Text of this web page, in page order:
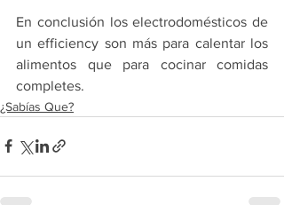
En conclusión los electrodomésticos de
un efficiency son más para calentar los
alimentos que para cocinar comidas
completes.
¿Sabías Que?